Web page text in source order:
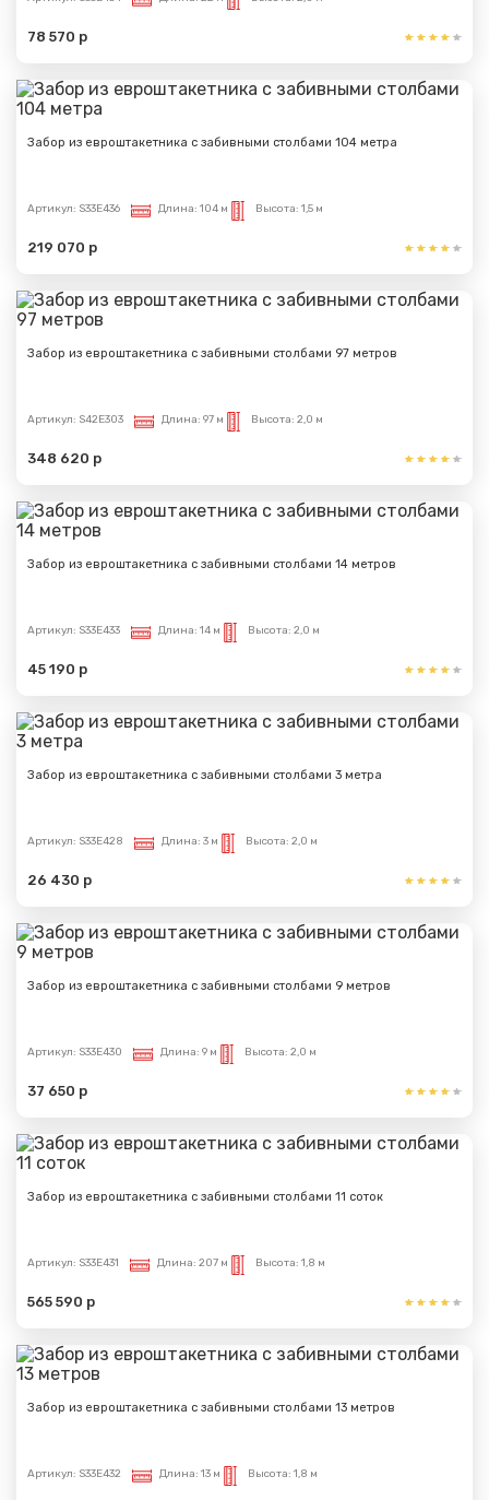
78 570 р
Забор из евроштакетника с забивными столбами 104 метра
Артикул: S33E436 Длина: 104 м Высота: 1,5 м
219 070 р
Забор из евроштакетника с забивными столбами 97 метров
Артикул: S42E303 Длина: 97 м Высота: 2,0 м
348 620 р
Забор из евроштакетника с забивными столбами 14 метров
Артикул: S33E433 Длина: 14 м Высота: 2,0 м
45 190 р
Забор из евроштакетника с забивными столбами 3 метра
Артикул: S33E428 Длина: 3 м Высота: 2,0 м
26 430 р
Забор из евроштакетника с забивными столбами 9 метров
Артикул: S33E430 Длина: 9 м Высота: 2,0 м
37 650 р
Забор из евроштакетника с забивными столбами 11 соток
Артикул: S33E431 Длина: 207 м Высота: 1,8 м
565 590 р
Забор из евроштакетника с забивными столбами 13 метров
Артикул: S33E432 Длина: 13 м Высота: 1,8 м